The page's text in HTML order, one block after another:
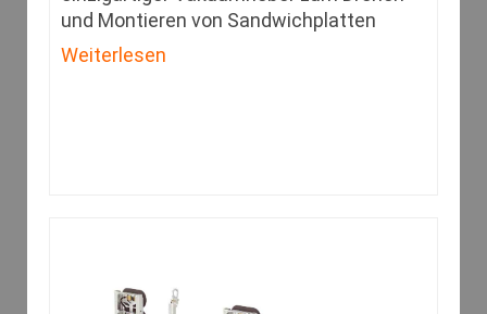
und Montieren von Sandwichplatten
Weiterlesen